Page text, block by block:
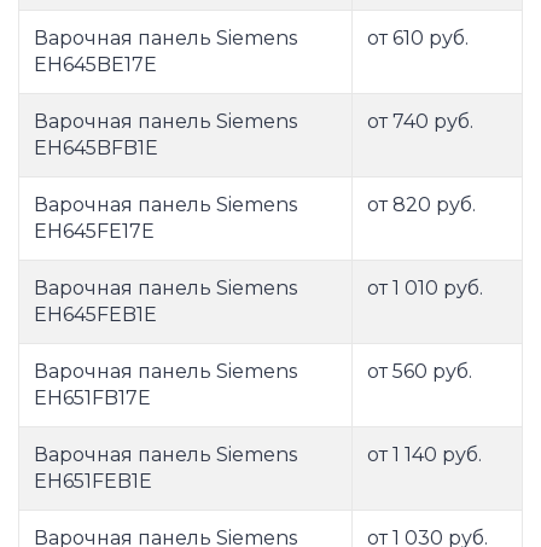
Варочная панель Siemens
EH645BE17E
от 610 руб.
Варочная панель Siemens
EH645BFB1E
от 740 руб.
Варочная панель Siemens
EH645FE17E
от 820 руб.
Варочная панель Siemens
EH645FEB1E
от 1 010 руб.
Варочная панель Siemens
EH651FB17E
от 560 руб.
Варочная панель Siemens
EH651FEB1E
от 1 140 руб.
Варочная панель Siemens
от 1 030 руб.